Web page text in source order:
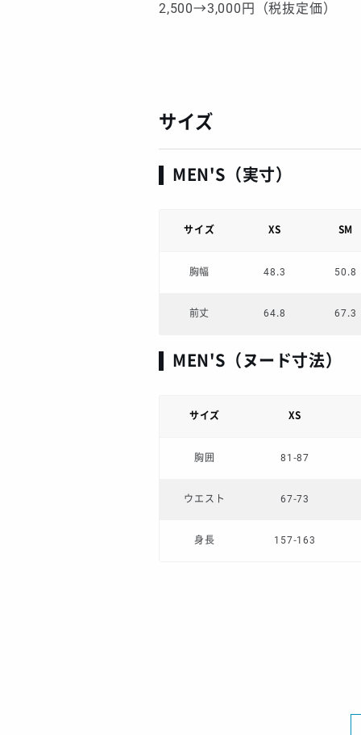
2,500→3,000円（税抜定価）
サイズ
MEN'S（実寸）
サイズ XS SM
胸幅 48.3 50.8
前丈 64.8 67.3
MEN'S（ヌード寸法）
サイズ XS
胸囲 81-87
ウエスト 67-73
身長 157-163